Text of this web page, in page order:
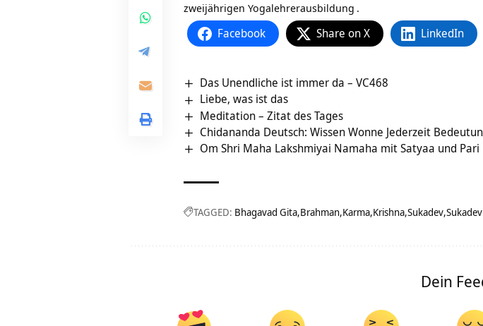
zweijährigen Yogalehrerausbildung .
Facebook Share on X LinkedIn
Das Unendliche ist immer da – VC468
Liebe, was ist das
Meditation – Zitat des Tages
Chidananda Deutsch: Wissen Wonne Jederzeit
Om Shri Maha Lakshmiyai Namaha mit Satyaa und
TAGGED: Bhagavad Gita Brahman Karma Krishna Sukadev
Dein